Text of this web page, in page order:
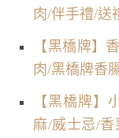
肉/伴手禮/送
【黑橋牌】
肉/黑橋牌香
【黑橋牌】
麻/威士忌/